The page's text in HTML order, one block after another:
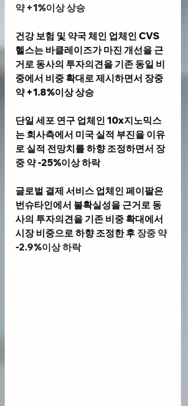
약 +1%이상 상승
건강 보험 및 약국 체인 업체인 CVS
헬스는 바클레이즈가 마진 개선을 근
거로 동사의 투자의견을 기존 동일 비
중에서 비중 확대로 제시하면서 장중
약 +1.8%이상 상승
단일 세포 연구 업체인 10x지노믹스
는 회사측에서 미국 실적 부진을 이유
로 실적 전망치를 하향 조정하면서 장
중 약 -25%이상 하락
글로벌 결제 서비스 업체인 페이팔은
번슈타인에서 불확실성을 근거로 동
사의 투자의견을 기존 비중 확대에서
시장 비중으로 하향 조정한 후 장중 약
-2.9%이상 하락